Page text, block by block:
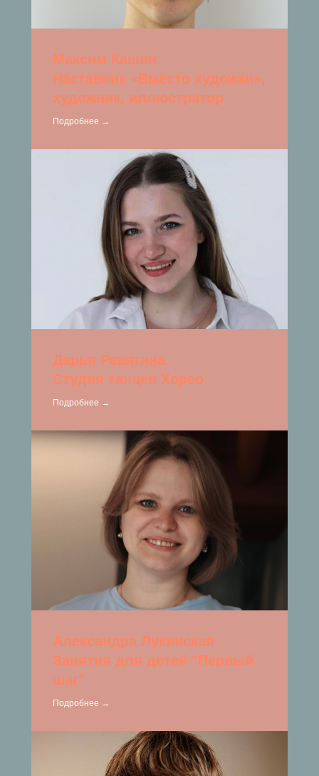
Максим Кашин
Наставник «Вместо художки»,
художник, иллюстратор
Подробнее →
Дарья Ревягина
Студия танцев Хорео
Подробнее →
Александра Лукинская
Занятия для детей "Первый
шаг"
Подробнее →